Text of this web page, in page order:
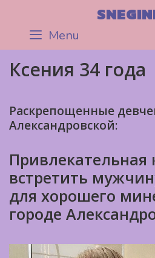
content Menu
Ксения 34 года
Раскрепощенные
Александровской:
Привлекательная
встретить
для хорошего
городе